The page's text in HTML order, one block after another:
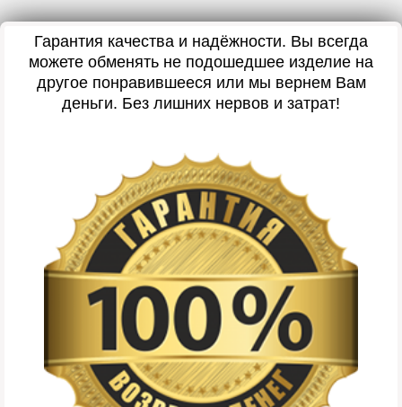
Гарантия качества и надёжности. Вы всегда
можете обменять не подошедшее изделие на
другое понравившееся или мы вернем Вам
деньги. Без лишних нервов и затрат!